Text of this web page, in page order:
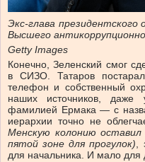
Экс-глава президентского
Высшего
Getty Images
Конечно, Зеленский смог
в СИЗО. Татаров
телефон и собственный
наших источников, даже
фамилией Ермака — с
иерархии точно не
Менскую колонию оставил
пятой зоне для прогулок),
для начальника. И мало для